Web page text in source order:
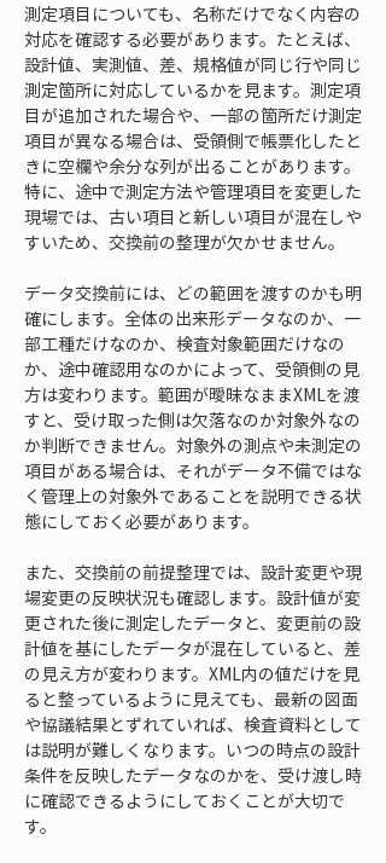
測定項目についても、名称だけでなく内容の
対応を確認する必要があります。たとえば、
設計値、実測値、差、規格値が同じ行や同じ
測定箇所に対応しているかを見ます。測定項
目が追加された場合や、一部の箇所だけ測定
項目が異なる場合は、受領側で帳票化したと
きに空欄や余分な列が出ることがあります。
特に、途中で測定方法や管理項目を変更した
現場では、古い項目と新しい項目が混在しや
すいため、交換前の整理が欠かせません。
データ交換前には、どの範囲を渡すのかも明
確にします。全体の出来形データなのか、一
部工種だけなのか、検査対象範囲だけなの
か、途中確認用なのかによって、受領側の見
方は変わります。範囲が曖昧なままXMLを渡
すと、受け取った側は欠落なのか対象外なの
か判断できません。対象外の測点や未測定の
項目がある場合は、それがデータ不備ではな
く管理上の対象外であることを説明できる状
態にしておく必要があります。
また、交換前の前提整理では、設計変更や現
場変更の反映状況も確認します。設計値が変
更された後に測定したデータと、変更前の設
計値を基にしたデータが混在していると、差
の見え方が変わります。XML内の値だけを見
ると整っているように見えても、最新の図面
や協議結果とずれていれば、検査資料として
は説明が難しくなります。いつの時点の設計
条件を反映したデータなのかを、受け渡し時
に確認できるようにしておくことが大切で
す。